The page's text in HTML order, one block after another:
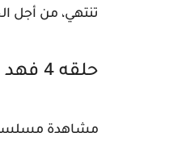
تنتهي، من أجل
حلقه 4 فهد البطل 2025 .
مشاهدة مسلسل